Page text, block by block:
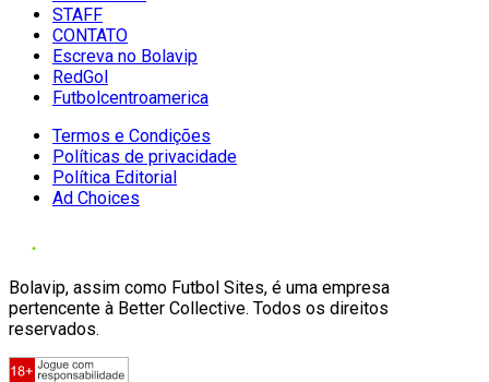
STAFF
CONTATO
Escreva no Bolavip
RedGol
Futbolcentroamerica
Termos e Condições
Políticas de privacidade
Política Editorial
Ad Choices
Bolavip, assim como Futbol Sites, é uma empresa
pertencente à Better Collective. Todos os direitos
reservados.